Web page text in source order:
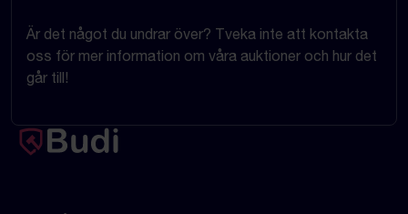
Är det något du undrar över? Tveka inte att kontakta
oss för mer information om våra auktioner och hur det
går till!